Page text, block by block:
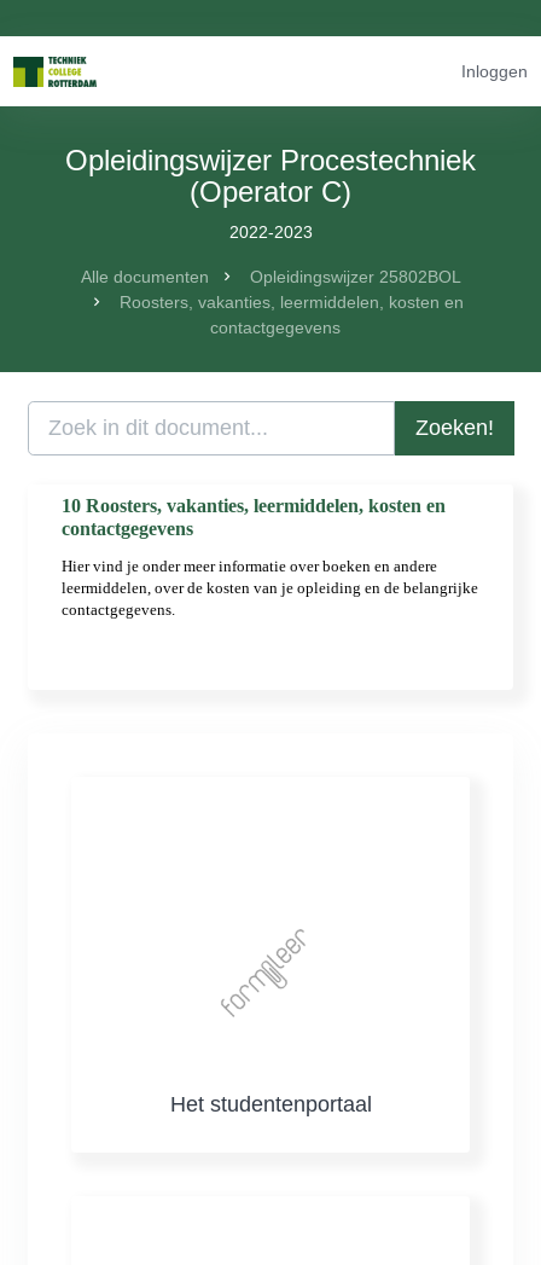
Inloggen
Opleidingswijzer Procestechniek
(Operator C)
2022-2023
Alle documenten
Opleidingswijzer 25802BOL
Roosters, vakanties, leermiddelen, kosten en
contactgegevens
Zoeken!
Het studentenportaal